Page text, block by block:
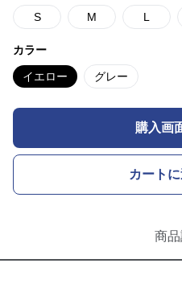
S M L
カラー
イエロー グレー
購入画
カート
商